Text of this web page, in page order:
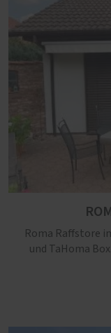
Roma Raffstore
und TaHoma